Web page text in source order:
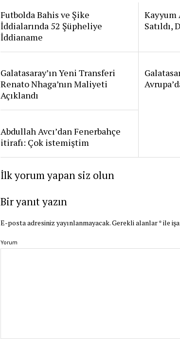
Futbolda Bahis ve Şike
İddialarında 52 Şüpheliye
İddianame
Kayyum
Satıldı,
Galatasaray’ın Yeni Transferi
Renato Nhaga’nın Maliyeti
Açıklandı
Abdullah Avcı’dan Fenerbahçe
itirafı: Çok istemiştim
İlk yorum yapan siz olun
Bir yanıt yazın
E-posta adresiniz yayınlanmayacak.Gerekli alanlar*ile
Yorum